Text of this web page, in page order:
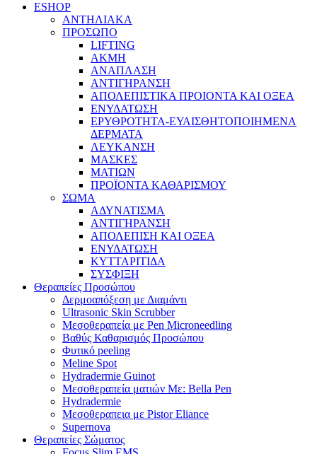
ESHOP
ΑΝΤΗΛΙΑΚΑ
ΠΡΟΣΩΠΟ
LIFTING
ΑΚΜΗ
ΑΝΑΠΛΑΣΗ
ΑΝΤΙΓΗΡΑΝΣΗ
ΑΠΟΛΕΠΙΣΤΙΚΑ ΠΡΟΙΟΝΤΑ ΚΑΙ ΟΞΕΑ
ΕΝΥΔΑΤΩΣΗ
ΕΡΥΘΡΟΤΗΤΑ-ΕΥΑΙΣΘΗΤΟΠΟΙΗΜΕΝΑ
ΔΕΡΜΑΤΑ
ΛΕΥΚΑΝΣΗ
ΜΑΣΚΕΣ
ΜΑΤΙΩΝ
ΠΡΟΪΟΝΤΑ ΚΑΘΑΡΙΣΜΟΥ
ΣΩΜΑ
ΑΔΥΝΑΤΙΣΜΑ
ΑΝΤΙΓΗΡΑΝΣΗ
ΑΠΟΛΕΠΙΣΗ ΚΑΙ ΟΞΕΑ
ΕΝΥΔΑΤΩΣΗ
ΚΥΤΤΑΡΙΤΙΔΑ
ΣΥΣΦΙΞΗ
Θεραπείες Προσώπου
Δερμοαπόξεση με Διαμάντι
Ultrasonic Skin Scrubber
Μεσοθεραπεία με Pen Microneedling
Βαθύς Καθαρισμός Προσώπου
Φυτικό peeling
Meline Spot
Hydradermie Guinot
Μεσοθεραπεία ματιών Με: Bella Pen
Hydradermie
Μεσοθεραπεια με Pistor Eliance
Supernova
Θεραπείες Σώματος